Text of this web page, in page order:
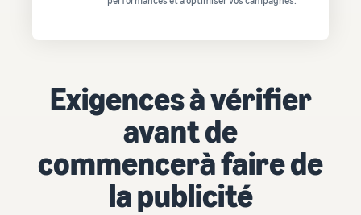
Exigences à vérifier
avant de
commencerà faire de
la publicité